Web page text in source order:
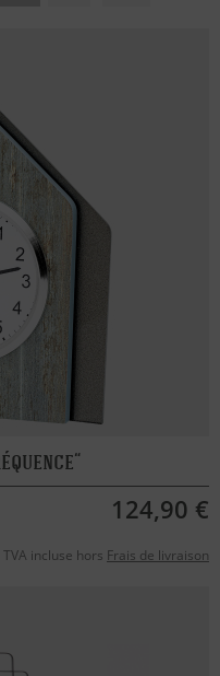
124,90 €
TVA incluse hors Frais de livraison